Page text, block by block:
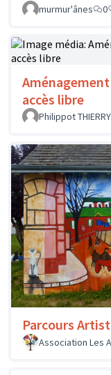
murmur'ânes 0
accès libre
Philippot THIERRY
Parcours
Association Les